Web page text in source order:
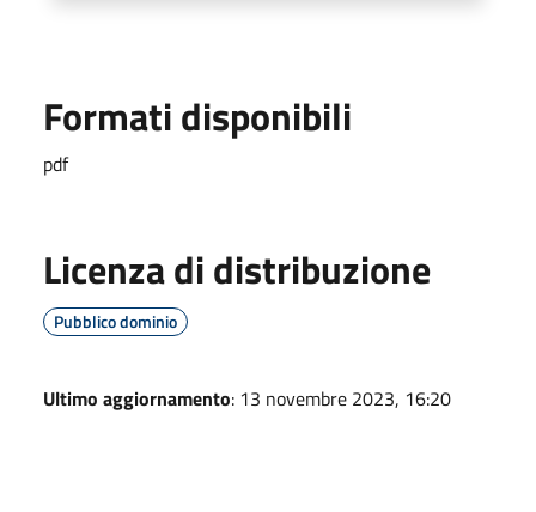
Formati disponibili
pdf
Licenza di distribuzione
Pubblico dominio
Ultimo aggiornamento: 13 novembre 2023, 16:20